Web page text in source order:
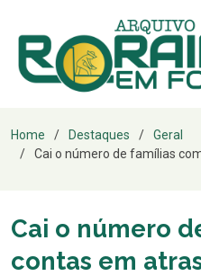
Home Destaques
Geral
Cai o número de famílias
Cai o número
contas em